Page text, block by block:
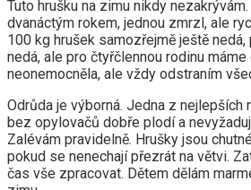
Tuto hrušku na zimu nikdy
dvanáctým rokem, jednou zmrzl, ale
100 kg hrušek samozřejmě ještě
nedá, ale pro čtyřčlennou rodinu
neonemocněla, ale vždy odstraním
Odrůda je výborná. Jedna z nejlepších
bez opylovačů dobře plodí a
Zalévám pravidelně. Hrušky jsou
pokud se nenechají přezrát na větvi.
čas vše zpracovat. Dětem dělám